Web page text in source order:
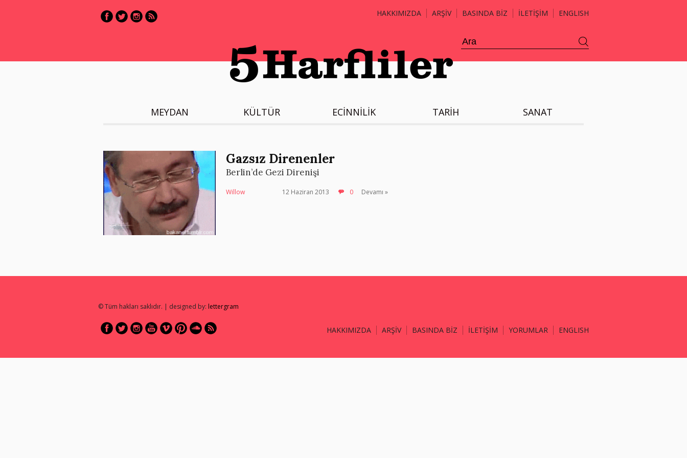
HAKKIMIZDA ARŞİV BASINDA BİZ İLETİŞİM ENGLISH
MEYDAN KÜLTÜR ECİNNİLİK TARİH SANAT
Gazsız Direnenler
Berlin’de Gezi Direnişi
Willow 12 Haziran 2013 0 Devamı »
© Tüm hakları saklıdır. | designed by: lettergram
HAKKIMIZDA ARŞİV BASINDA BİZ İLETİŞİM YORUMLAR ENGLISH